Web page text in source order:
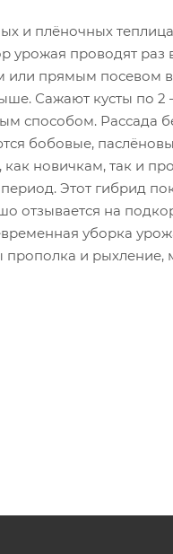
и плёночных
урожая проводят
прямым посевом в
Сажают кусты по
способом. Рассада
бобовые,
новичкам, так и
Этот гибрид
отзывается на
уборка
прополка и